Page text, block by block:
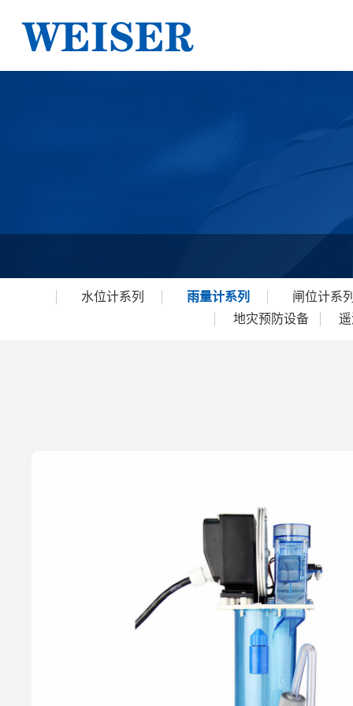
水位计系列 雨量计系列
闸位计系
地灾预防设备